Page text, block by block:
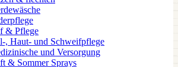
& Pflege
, Haut- und Schweifpflege
und Versorgung
& Sommer Sprays